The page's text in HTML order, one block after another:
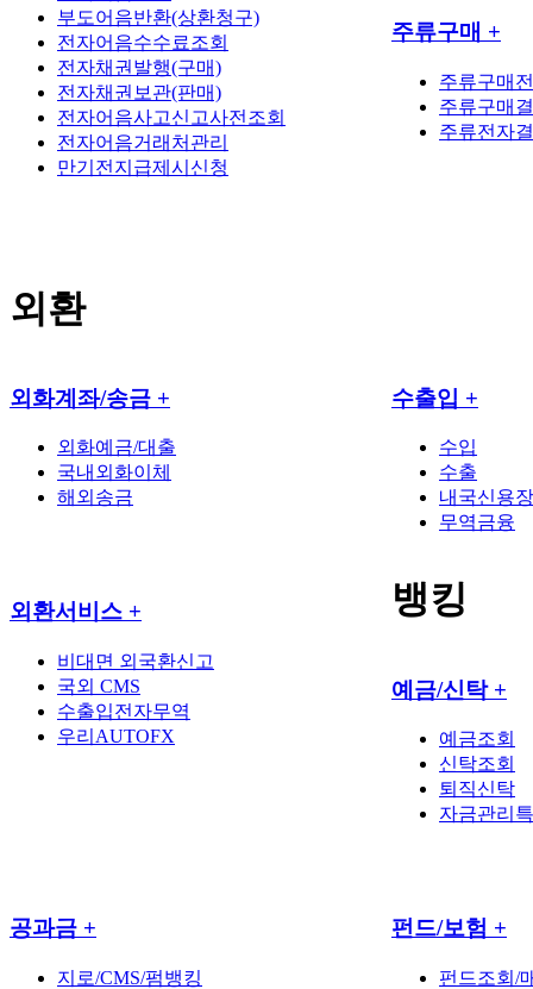
부도어음반환(상환청구)
전자어음수수료조회
전자채권발행(구매)
전자채권보관(판매)
전자어음사고신고사전조회
전자어음거래처관리
만기전지급제시신청
주류구매 +
주류구매
주류구매
주류전자
외환
외화계좌/송금 +
외화예금/대출
국내외화이체
해외송금
수출입 +
수입
수출
내국신용장
무역금융
외환서비스 +
비대면 외국환신고
국외 CMS
수출입전자무역
우리AUTOFX
뱅킹
예금/신탁 +
예금조회
신탁조회
퇴직신탁
자금관리
공과금 +
지로/CMS/펌뱅킹
펀드/보험 +
펀드조회/